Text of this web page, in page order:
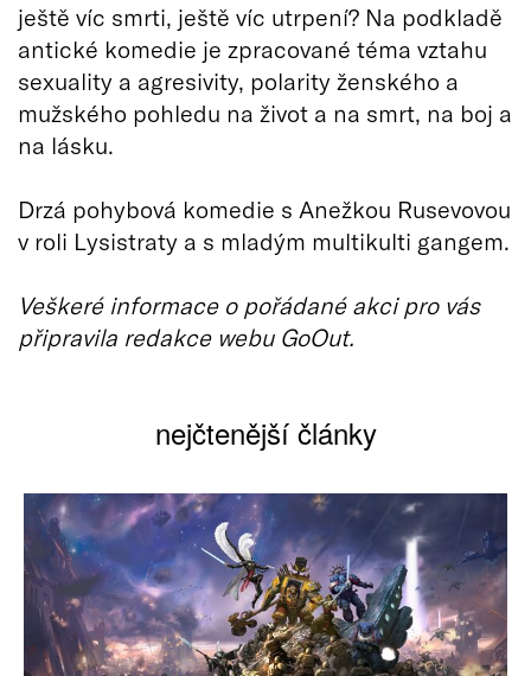
ještě víc smrti, ještě víc utrpení? Na podkladě
antické komedie je zpracované téma vztahu
sexuality a agresivity, polarity ženského a
mužského pohledu na život a na smrt, na boj a
na lásku.
Drzá pohybová komedie s Anežkou Rusevovou
v roli Lysistraty a s mladým multikulti gangem.
Veškeré informace o pořádané akci pro vás
připravila redakce webu GoOut.
nejčtenější články